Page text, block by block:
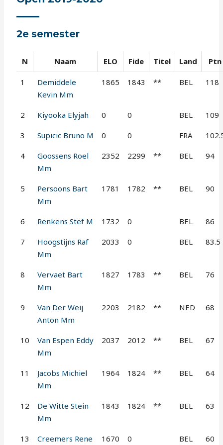
2e semester
N Naam ELO Fide Titel Land Ptn
1
Demiddele
Kevin Mm
1865 1843 ** BEL 118
2 Kiyooka Elyjah 0 0 BEL 109
3 Supicic Bruno M 0 0 FRA
4
Goossens Roel
Mm
2352 2299 ** BEL 94
5
Persoons Bart
Mm
1781 1782 ** BEL 90
6 Renkens Stef M 1732 0 BEL 86
7
Hoogstijns Raf
Mm
2033 0 BEL 83.5
8
Vervaet Bart
Mm
1827 1783 ** BEL 76
9
Van Der Weij
Anton Mm
2203 2182 ** NED 68
10
Van Espen Eddy
Mm
2037 2012 ** BEL 67
11
Jacobs Michiel
Mm
1964 1824 ** BEL 64
12
De Witte Stein
Mm
1843 1824 ** BEL 63
13
Creemers Rene
1670 0 BEL 60